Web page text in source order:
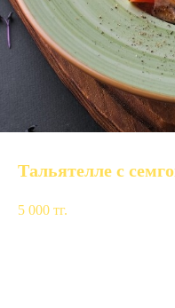
Тальятелле с
5 000 тг.